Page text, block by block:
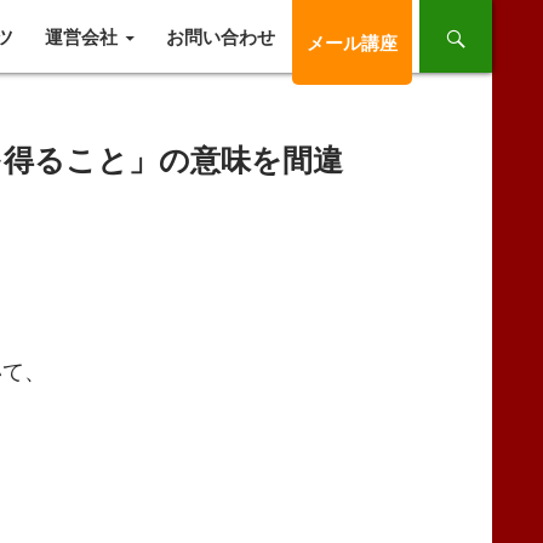
運営会社 お問い合わせ メール講座
ること」の意味を間違
、